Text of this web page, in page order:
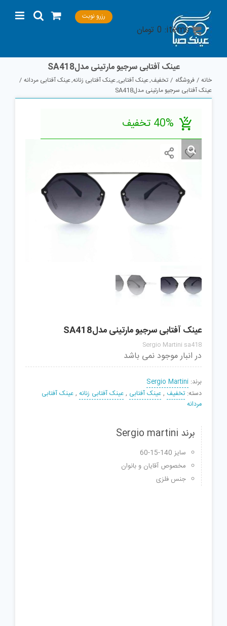
content
رزرو نوبت
عینک آفتابی سرجیو مارتینی مدلSA418
خانه فروشگاه تخفیف عینک آفتابی عینک آفتابی زنانه عینک آفتابی مردانه
عینک آفتابی سرجیو مارتینی مدلSA418
40% تخفیف
عینک آفتابی سرجیو مارتینی مدلSA418
Sergio Martini sa418
در انبار موجود نمی باشد
برند: Sergio Martini
دسته: تخفیف ,عینک آفتابی ,عینک آفتابی زنانه ,عینک آفتابی
مردانه
برند Sergio martini
سایز 140-15-60
مخصوص آقایان و بانوان
جنس فلزی
items:
0 تومان